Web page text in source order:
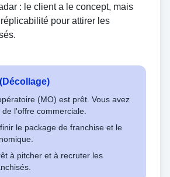
: le client a le concept, mais
pour attirer les
(MO) est prêt. Vous avez
l'offre commerciale.
le package de franchise et le
à pitcher et à recruter les